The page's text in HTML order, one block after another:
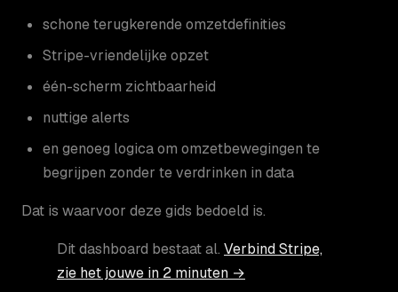
schone terugkerende omzetdefinities
Stripe-vriendelijke opzet
één-scherm zichtbaarheid
nuttige alerts
en genoeg logica om omzetbewegingen te
begrijpen zonder te verdrinken in data
Dat is waarvoor deze gids bedoeld is.
Dit dashboard bestaat al. Verbind Stripe,
zie het jouwe in 2 minuten →